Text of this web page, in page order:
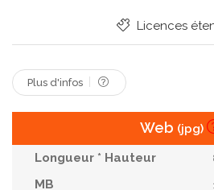
Licences
Plus d'infos
Web (jpg)